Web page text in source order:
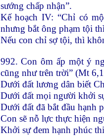
sướng chấp nhận”.
Kế hoạch IV: “Chỉ có
nhưng bắt ông phạm tội
Nếu con chỉ sợ tội, thì
992. Con ôm ấp một ý
cũng như trên trời” (Mt
Dưới đất lương dân biết
Dưới đất mọi người khởi
Dưới đất đã bắt đầu hạnh
Con sẽ nỗ lực thực hiện
Khởi sự đem hạnh phúc